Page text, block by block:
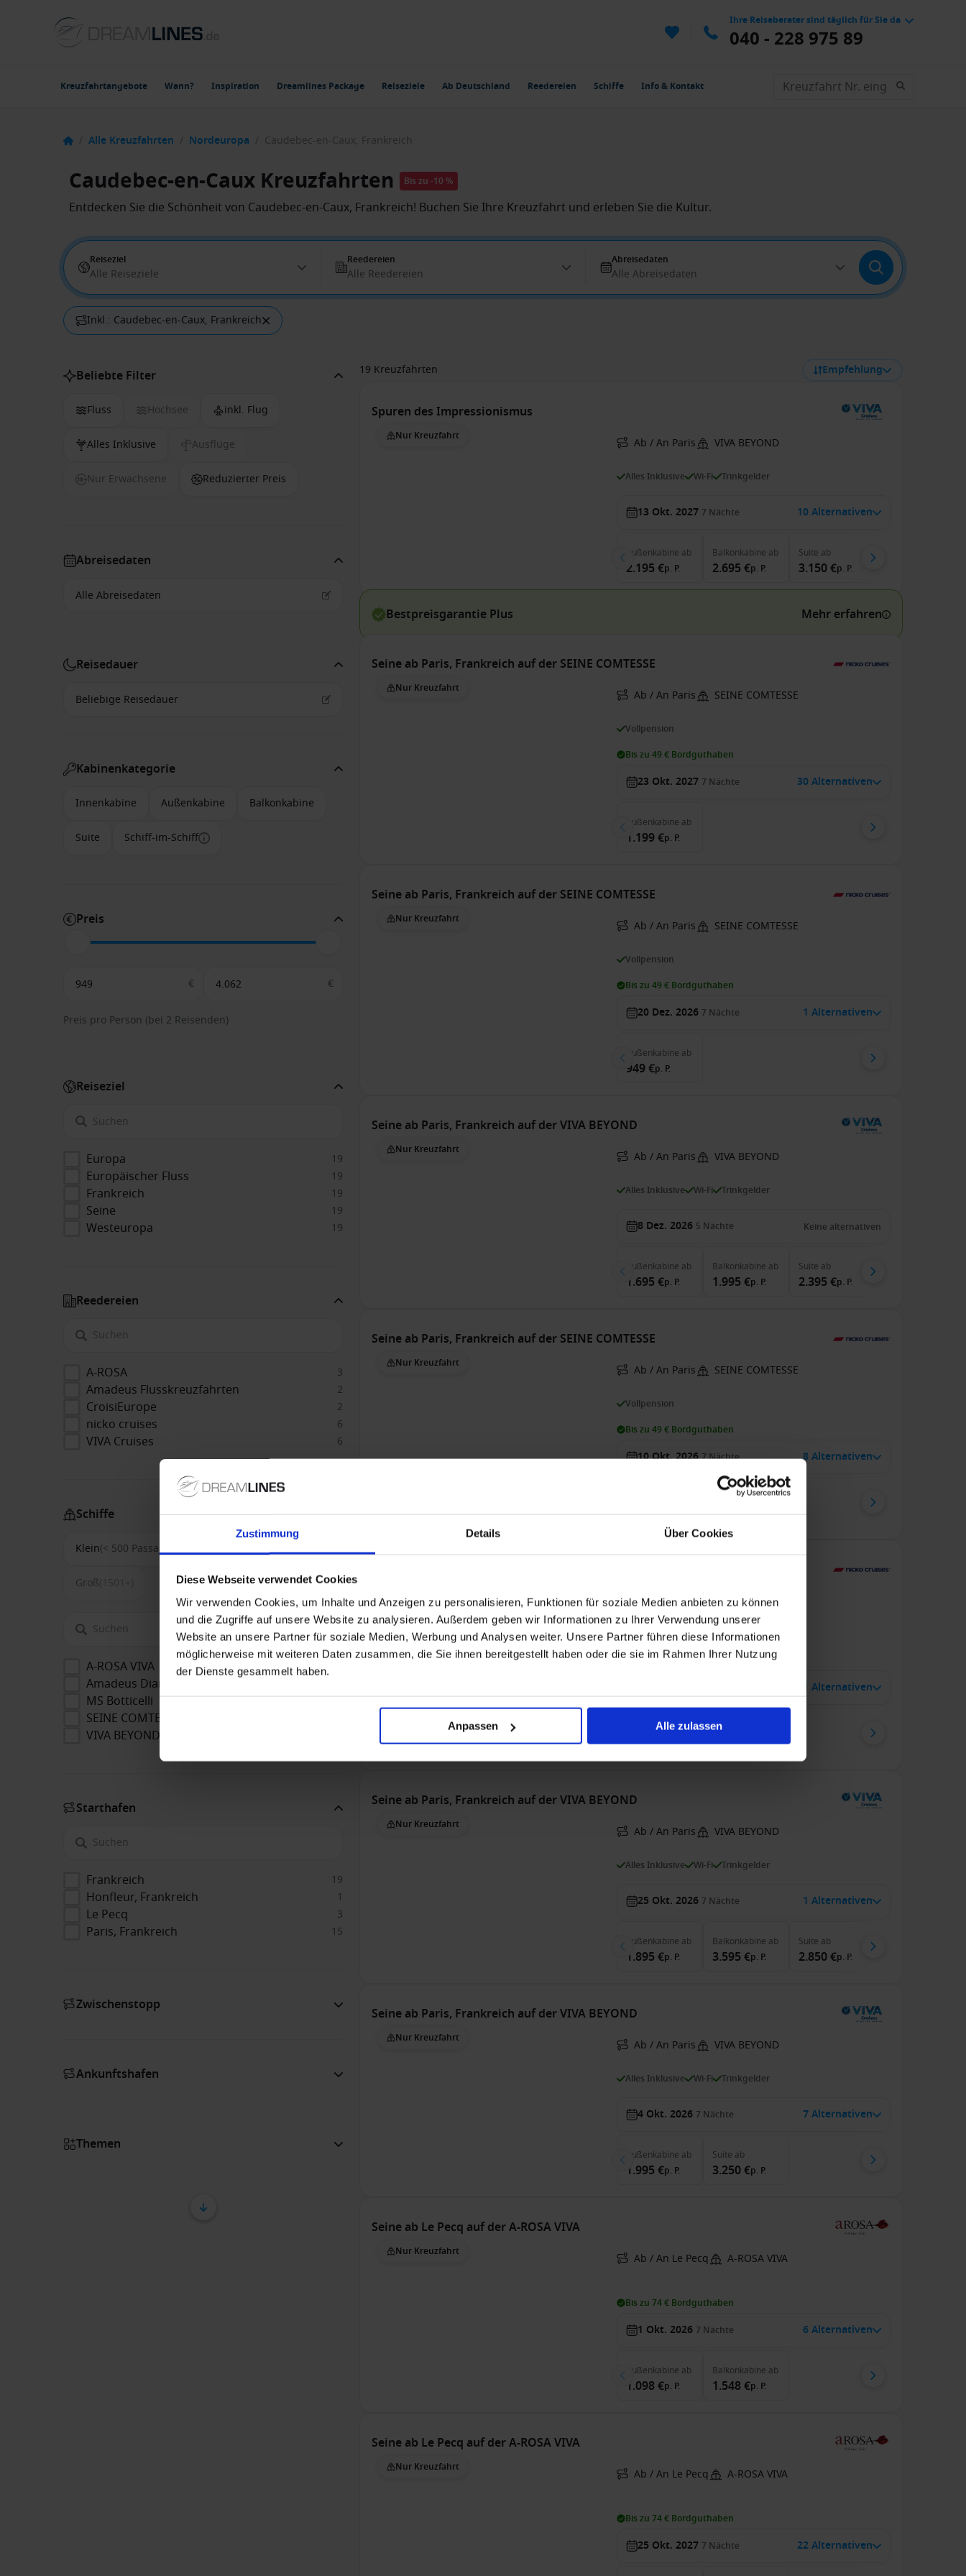
Zustimmung Details Über Cookies
Diese Webseite verwendet Cookies
Wir verwenden Cookies, um Inhalte und Anzeigen zu personalisieren, Funktionen für soziale Medien anbieten zu können
und die Zugriffe auf unsere Website zu analysieren. Außerdem geben wir Informationen zu Ihrer Verwendung unserer
Website an unsere Partner für soziale Medien, Werbung und Analysen weiter. Unsere Partner führen diese Informationen
möglicherweise mit weiteren Daten zusammen, die Sie ihnen bereitgestellt haben oder die sie im Rahmen Ihrer Nutzung
der Dienste gesammelt haben.
Anpassen Alle zulassen
Ihre Reiseberater sind täglich für Sie da
040 - 228 975 89
Kreuzfahrtangebote Wann? Inspiration Dreamlines Package Reiseziele Ab Deutschland Reedereien Schiffe Info & Kontakt
/ Alle Kreuzfahrten / Nordeuropa / Caudebec-en-Caux, Frankreich
Caudebec-en-Caux Kreuzfahrten Bis zu -10 %
Entdecken Sie die Schönheit von Caudebec-en-Caux, Frankreich! Buchen Sie Ihre Kreuzfahrt und erleben Sie die Kultur.
Reiseziel
Alle Reiseziele
Reedereien
Alle Reedereien
Abreisedaten
Alle Abreisedaten
Inkl.: Caudebec-en-Caux, Frankreich
Beliebte Filter
Fluss Hochsee inkl. Flug
Alles Inklusive Ausflüge
Nur Erwachsene Reduzierter Preis
Abreisedaten
Reisedauer
Kabinenkategorie
Innenkabine Außenkabine Balkonkabine
Suite Schiff-im-Schiff
Preis
€ €
Preis pro Person (bei 2 Reisenden)
Reiseziel
Europa 19
Europäischer Fluss 19
Frankreich 19
Seine 19
Westeuropa 19
Reedereien
A-ROSA 3
Amadeus Flusskreuzfahrten 2
CroisiEurope 2
nicko cruises 6
VIVA Cruises 6
Schiffe
Klein(< 500 Passagiere) (500-1500)
Groß
A-ROSA VIVA
Amadeus Diamond
MS Botticelli 2
SEINE COMTESSE
VIVA BEYOND
Starthafen
Frankreich 19
Honfleur, Frankreich 1
Le Pecq 3
Paris, Frankreich 15
Zwischenstopp
Ankunftshafen
Themen
19 Kreuzfahrten Empfehlung
Spuren des Impressionismus
Nur Kreuzfahrt Ab / An Paris VIVA BEYOND
Alles Inklusive Wi-Fi Trinkgelder
13 Okt. 2027 7 Nächte 10 Alternativen
Außenkabine ab
2.195 €p. P.
Balkonkabine ab
2.695 €p. P.
Suite ab
3.150 €p. P.
Bestpreisgarantie Plus Mehr erfahren
Seine ab Paris, Frankreich auf der SEINE COMTESSE
Nur Kreuzfahrt Ab / An Paris SEINE COMTESSE
Vollpension
Bis zu 49 € Bordguthaben
23 Okt. 2027 7 Nächte 30 Alternativen
Außenkabine ab
1.199 €p. P.
Seine ab Paris, Frankreich auf der SEINE COMTESSE
Nur Kreuzfahrt Ab / An Paris SEINE COMTESSE
Vollpension
Bis zu 49 € Bordguthaben
20 Dez. 2026 7 Nächte 1 Alternativen
Außenkabine ab
949 €p. P.
Seine ab Paris, Frankreich auf der VIVA BEYOND
Nur Kreuzfahrt Ab / An Paris VIVA BEYOND
Alles Inklusive Wi-Fi Trinkgelder
8 Dez. 2026 5 Nächte Keine alternativen
Außenkabine ab
1.695 €p. P.
Balkonkabine ab
1.995 €p. P.
Suite ab
2.395 €p. P.
Seine ab Paris, Frankreich auf der SEINE COMTESSE
Nur Kreuzfahrt Ab / An Paris SEINE COMTESSE
Vollpension
Bis zu 49 € Bordguthaben
10 Okt. 2026 7Nächte 8 Alternativen
1.149 €p. P.
Ab / An Paris SEINE COMTESSE
Vollpension
Bis zu 49 € Bordguthaben
1 Alternativen
Außenkabineab
1.299 €p. P.
Seine ab Paris, Frankreich auf der VIVA BEYOND
Nur Kreuzfahrt Ab / An Paris VIVA BEYOND
Alles Inklusive Wi-Fi Trinkgelder
25 Okt. 2026 7 Nächte 1 Alternativen
Außenkabine ab
1.895 €p. P.
Balkonkabine ab
3.595 €p. P.
Suite ab
2.850 €p. P.
Seine ab Paris, Frankreich auf der VIVA BEYOND
Nur Kreuzfahrt Ab / An Paris VIVA BEYOND
Alles Inklusive Wi-Fi Trinkgelder
4 Okt. 2026 7 Nächte 7 Alternativen
Außenkabine ab
1.995 €p. P.
Suite ab
3.250 €p. P.
Seine ab Le Pecq auf der A-ROSA VIVA
Nur Kreuzfahrt Ab / An Le Pecq A-ROSA VIVA
Bis zu 74 € Bordguthaben
1 Okt. 2026 7 Nächte 6 Alternativen
Außenkabine ab
1.098 €p. P.
Balkonkabine ab
1.548 €p. P.
Seine ab Le Pecq auf der A-ROSA VIVA
Nur Kreuzfahrt Ab / An Le Pecq A-ROSA VIVA
Bis zu 74 € Bordguthaben
25 Okt. 2027 7 Nächte 22 Alternativen